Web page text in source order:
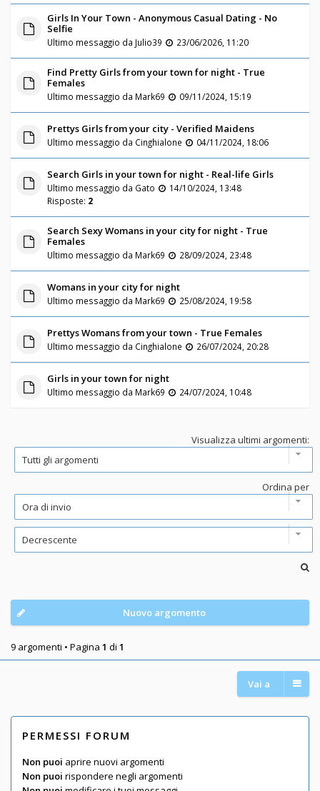
Girls In Your Town - Anonymous Casual Dating - No
Selfie
Ultimo messaggio da Julio39 23/06/2026, 11:20
Find Pretty Girls from your town for night - True
Females
Ultimo messaggio da Mark69 09/11/2024, 15:19
Prettys Girls from your city - Verified Maidens
Ultimo messaggio da Cinghialone 04/11/2024, 18:06
Search Girls in your town for night - Real-life Girls
Ultimo messaggio da Gato
14/10/2024, 13:48
Risposte: 2
Search Sexy Womans in your city for night - True
Females
Ultimo messaggio da Mark69 28/09/2024, 23:48
Womans in your city for night
Ultimo messaggio da Mark69 25/08/2024, 19:58
Prettys Womans from your town - True Females
Ultimo messaggio da Cinghialone 26/07/2024, 20:28
Girls in your town for night
Ultimo messaggio da Mark69 24/07/2024, 10:48
Visualizza ultimi argomenti:
Ordina per
Nuovo argomento
9 argomenti • Pagina 1 di 1
Vai a
PERMESSI FORUM
Non puoi aprire nuovi argomenti
Non puoi rispondere negli argomenti